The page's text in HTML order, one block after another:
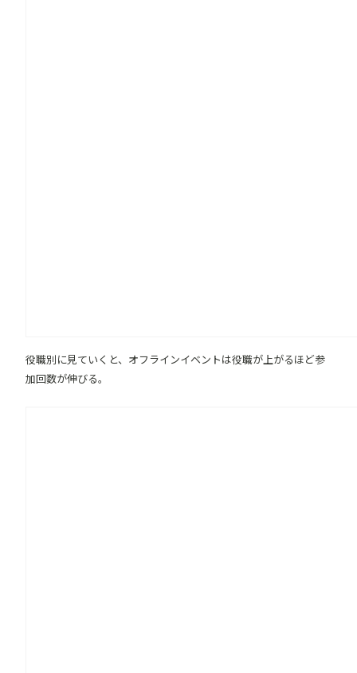
役職別に見ていくと、オフラインイベントは役職が上がるほど参
加回数が伸びる。